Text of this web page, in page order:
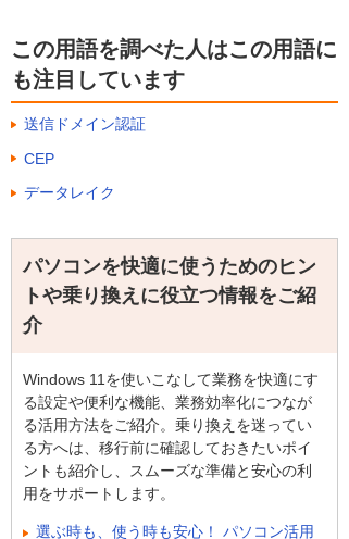
この用語を調べた人はこの用語に
も注目しています
送信ドメイン認証
CEP
データレイク
パソコンを快適に使うためのヒン
トや乗り換えに役立つ情報をご紹
介
Windows 11を使いこなして業務を快適にす
る設定や便利な機能、業務効率化につなが
る活用方法をご紹介。乗り換えを迷ってい
る方へは、移行前に確認しておきたいポイ
ントも紹介し、スムーズな準備と安心の利
用をサポートします。
選ぶ時も、使う時も安心！ パソコン活用